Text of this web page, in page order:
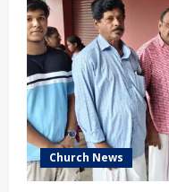
Church News